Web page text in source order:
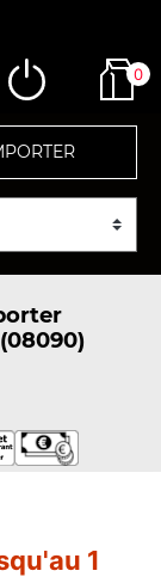
0
1